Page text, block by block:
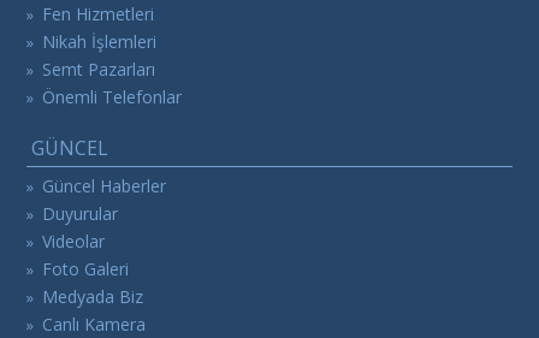
» Fen Hizmetleri
» Nikah İşlemleri
» Semt Pazarları
» Önemli Telefonlar
GÜNCEL
» Güncel Haberler
» Duyurular
» Videolar
» Foto Galeri
» Medyada Biz
» Canlı Kamera